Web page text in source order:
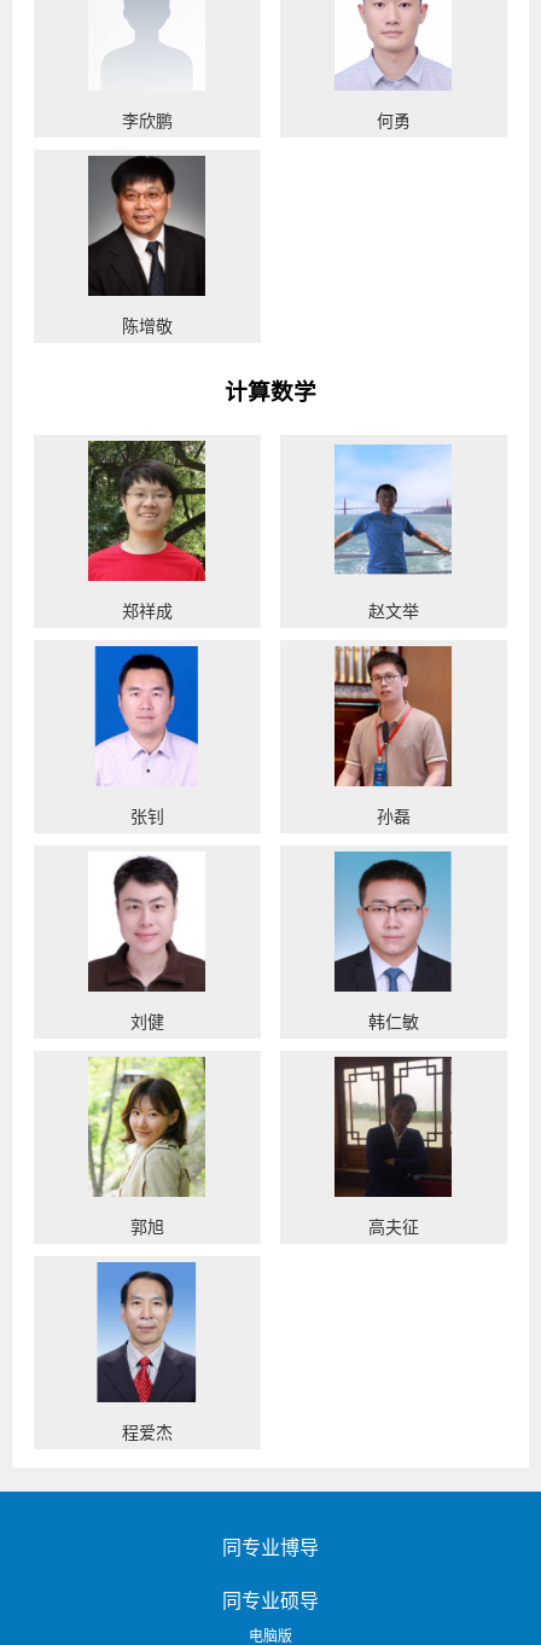
李欣鹏 何勇
陈增敬
计算数学
郑祥成 赵文举
张钊 孙磊
刘健 韩仁敏
郭旭 高夫征
程爱杰
同专业博导
同专业硕导
电脑版